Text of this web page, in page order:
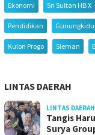
Ekonomi Sri Sultan HB X
Pendidikan
Kulon Progo Sleman
LINTAS DAERAH
LINTAS DAERAH
Tangis
Surya